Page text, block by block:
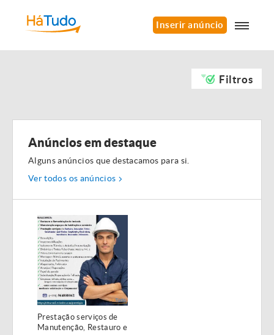
Inserir anúncio
Filtros
Anúncios em destaque
Alguns anúncios que destacamos para si.
Ver todos os anúncios
Prestação serviços de
Manutenção, Restauro e